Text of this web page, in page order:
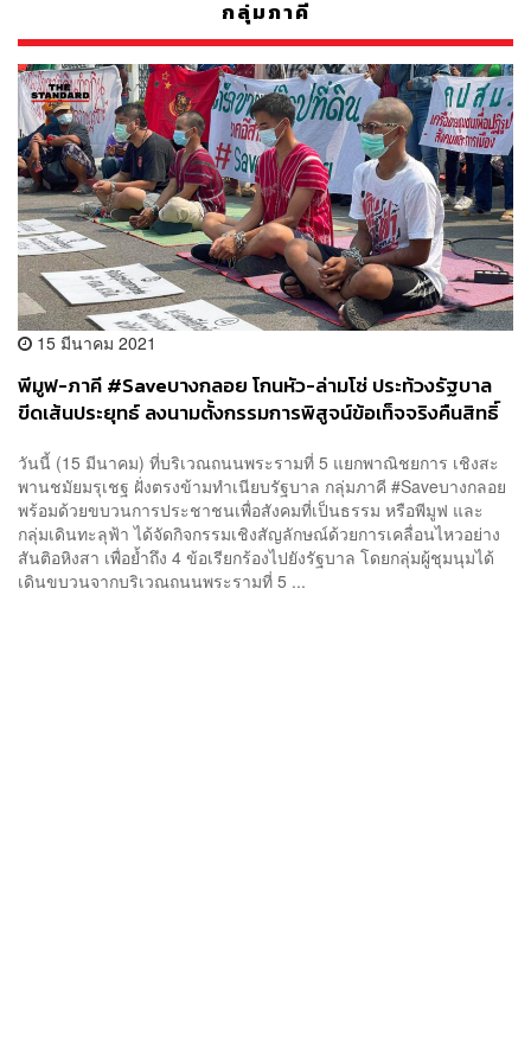
กลุ่มภาคี
15 มีนาคม 2021
พีมูฟ-ภาคี #Saveบางกลอย โกนหัว-ล่ามโซ่ ประท้วงรัฐบาล
ขีดเส้นประยุทธ์ ลงนามตั้งกรรมการพิสูจน์ข้อเท็จจริงคืนสิทธิ์
วันนี้ (15 มีนาคม) ที่บริเวณถนนพระรามที่ 5 แยกพาณิชยการ เชิงสะ
พานชมัยมรุเชฐ​ ฝั่งตรงข้ามทำเนียบรัฐบาล กลุ่มภาคี #Saveบางกลอย
พร้อมด้วยขบวนการประชาชนเพื่อสังคมที่เป็นธรรม หรือพีมูฟ และ
กลุ่มเดินทะลุฟ้า ได้จัดกิจกรรมเชิงสัญลักษณ์ด้วยการเคลื่อนไหวอย่าง
สันติอหิงสา เพื่อย้ำถึง 4 ข้อเรียกร้องไปยังรัฐบาล โดยกลุ่มผู้ชุมนุมได้
เดินขบวนจากบริเวณถนนพระรามที่ 5 ...